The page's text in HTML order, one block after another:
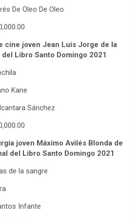
De Oleo De Oleo
cine joven Jean Luis Jorge de la
Libro Santo Domingo 2021
Kane
Sánchez
joven Máximo Avilés Blonda de
del Libro Santo Domingo 2021
de la sangre
Infante